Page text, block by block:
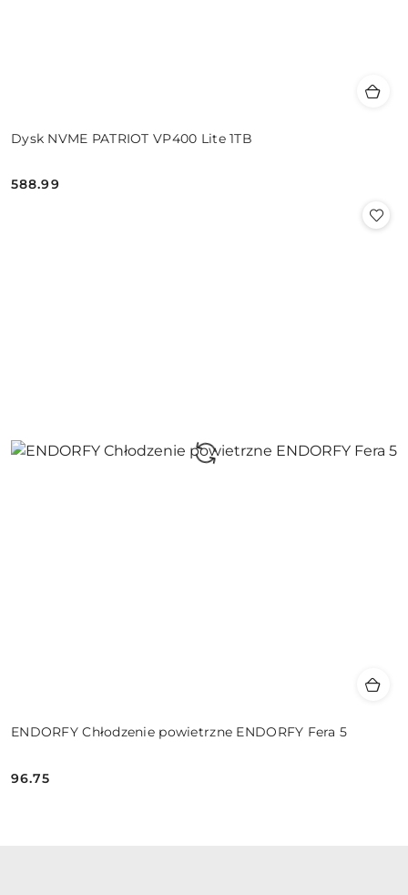
Dysk NVME PATRIOT VP400 Lite 1TB
Cena:
588.99
ENDORFY Chłodzenie powietrzne ENDORFY Fera 5
Cena:
96.75